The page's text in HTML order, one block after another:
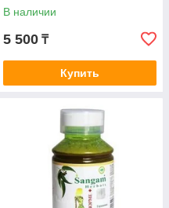
В наличии
5 500 ₸
Купить